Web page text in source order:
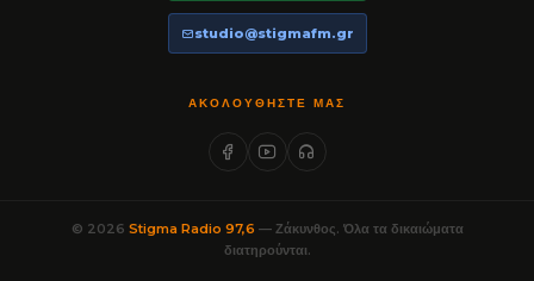
studio@stigmafm.gr
ΑΚΟΛΟΥΘΉΣΤΕ ΜΑΣ
© 2026 Stigma Radio 97,6 — Ζάκυνθος. Όλα τα δικαιώματα
διατηρούνται.